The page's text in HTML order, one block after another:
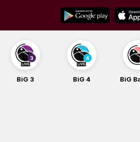
content
BiG Balade